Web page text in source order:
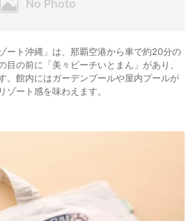
ート沖縄」は、那覇空港から車で約20分の
目の前に「美々ビーチいとまん」があり、
。館内にはガーデンプールや屋内プールが
ゾート感を味わえます。